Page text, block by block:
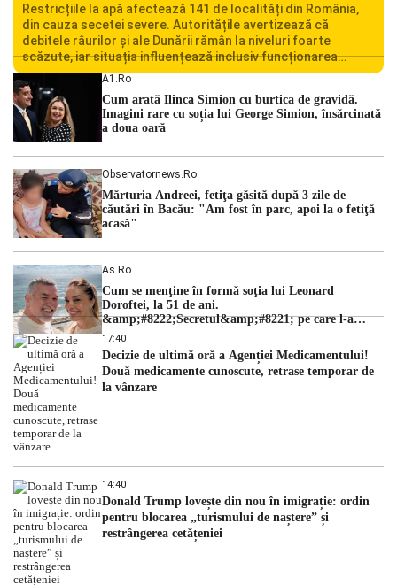
Restricțiile la apă afectează 141 de localități din România,
din cauza secetei severe. Autoritățile avertizează că
debitele râurilor și ale Dunării rămân la niveluri foarte
scăzute, iar situația influențează inclusiv funcționarea
Centralei Nucleare de la Cernavodă. România se confruntă
cu una dintre cele mai dificile perioade din punct de vedere
hidrologic din ultimii ani. Lipsa […]
A1.ro
Cum arată Ilinca Simion cu burtica de gravidă.
Imagini rare cu soția lui George Simion, însărcinată
a doua oară
Observatornews.ro
Mărturia Andreei, fetiţa găsită după 3 zile de
căutări în Bacău: "Am fost în parc, apoi la o fetiţă
acasă"
As.ro
Cum se menţine în formă soţia lui Leonard
Doroftei, la 51 de ani.
&amp;#8222;Secretul&amp;#8221; pe care l-a
dezvăluit
17:40
Decizie de ultimă oră a Agenției Medicamentului!
Două medicamente cunoscute, retrase temporar de
la vânzare
14:40
Donald Trump lovește din nou în imigrație: ordin
pentru blocarea „turismului de naștere” și
restrângerea cetățeniei